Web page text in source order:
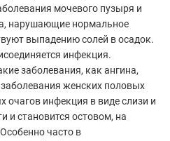
мочевого пузыря и
нарушающие нормальное
выпадению солей в осадок.
инфекция.
заболевания, как ангина,
женских половых
очагов инфекция в виде слизи и
и становится остовом, на
часто в